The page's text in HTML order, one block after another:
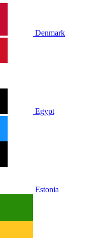
Denmark
Egypt
Estonia